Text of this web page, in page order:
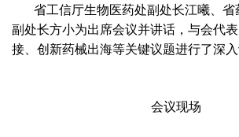
省工信厅生物医药处副处长江曦、
副处长方小为出席会议并讲话，与会代
接、创新药械出海等关键议题进行了深入
会议现场